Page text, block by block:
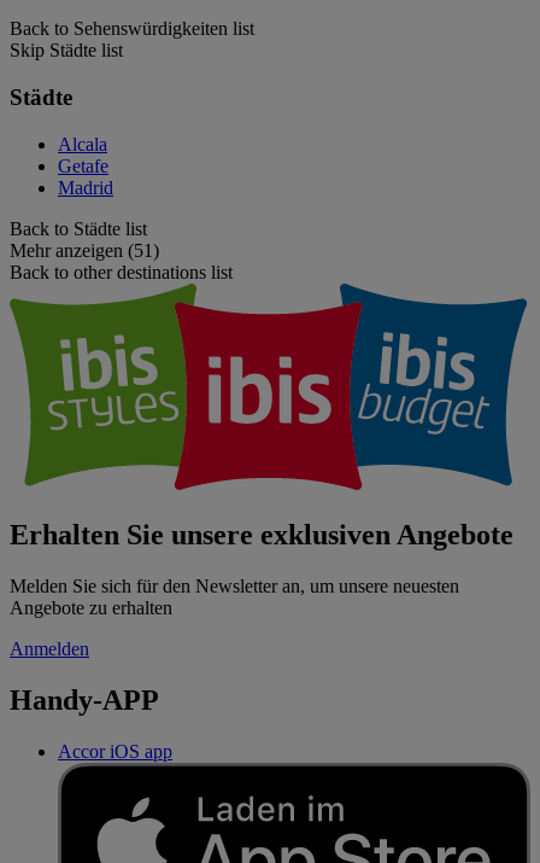
Back to Sehenswürdigkeiten list
Skip Städte list
Städte
Alcala
Getafe
Madrid
Back to Städte list
Mehr anzeigen (51)
Back to other destinations list
Erhalten Sie unsere exklusiven Angebote
Melden Sie sich für den Newsletter an, um unsere neuesten
Angebote zu erhalten
Anmelden
Handy-APP
Accor iOS app